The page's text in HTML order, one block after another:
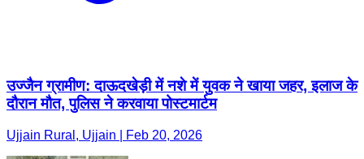
उज्जैन ग्रामीण: दाऊदखेड़ी में नशे में युवक ने खाया जहर, इलाज के
दौरान मौत, पुलिस ने करवाया पोस्टमार्टम
Ujjain Rural, Ujjain | Feb 20, 2026